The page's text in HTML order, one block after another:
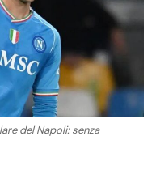
del Napoli: senza